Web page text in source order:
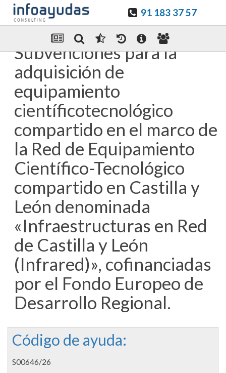
91 183 37 57
Enviar Por email
Subvenciones para la
adquisición de
equipamiento
científicotecnológico
compartido en el marco de
la Red de Equipamiento
Científico-Tecnológico
compartido en Castilla y
León denominada
«Infraestructuras en Red
de Castilla y León
(Infrared)», cofinanciadas
por el Fondo Europeo de
Desarrollo Regional.
Código de ayuda:
S00646/26